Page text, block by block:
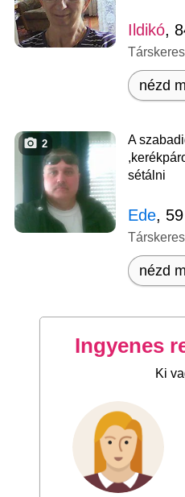
Ildikó,
nézd
2
A
sétálni
Ede, 59
nézd
Ingyenes
Ki